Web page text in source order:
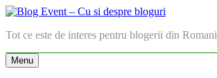
Skip
content
Blog Event – Cu si despre bloguri
Tot ce este de interes pentru blogerii din
Menu